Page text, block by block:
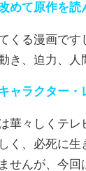
て原作を読
くる漫画です
き、迫力、人
ラクター・
華々しくテレ
く、必死に
せんが、今